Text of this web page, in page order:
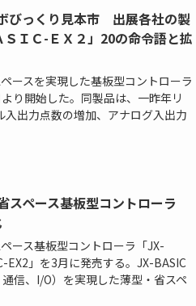
びっくり見本市 出展各社の製
ＩＣ-ＥＸ２」20の命令語と拡
ースを実現した基板型コントローラ
り開始した。同製品は、一昨年リ
出力点数の増加、アナログ入出力
スペース基板型コントローラ
ース基板型コントローラ「JX-
EX2」を3月に発売する。JX-BASIC
信、I/O）を実現した薄型・省スペ